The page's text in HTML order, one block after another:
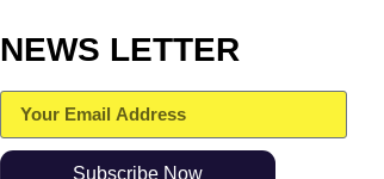
NEWS LETTER
Subscribe Now